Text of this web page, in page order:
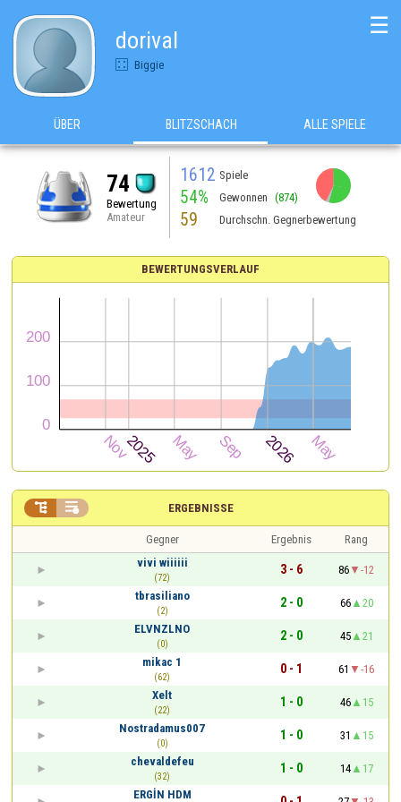
dorival
Biggie
☰
ÜBER BLITZSCHACH ALLE SPIELE
74
Bewertung
Amateur
1612 Spiele
54% Gewonnen (874)
59 Durchschn. Gegnerbewertung
BEWERTUNGSVERLAUF
ERGEBNISSE
 
Gegner Ergebnis
Rang
vivi wiiiiii
(72)
3 - 6 86
-12
tbrasiliano
(2)
2 - 0 66
20
ELVNZLNO
(0)
2 - 0 45
21
mikac 1
(62)
0 - 1 61
-16
Xelt
(22)
1 - 0 46
15
Nostradamus007
(0)
1 - 0 31
15
chevaldefeu
(32)
1 - 0 14
17
ERGİN HDM